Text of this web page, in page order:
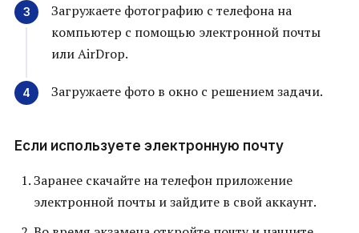
Загружаете фотографию с телефона на
компьютер с помощью электронной почты
или AirDrop.
Загружаете фото в окно с решением задачи.
Если используете электронную почту
Заранее скачайте на телефон приложение
электронной почты и зайдите в свой аккаунт.